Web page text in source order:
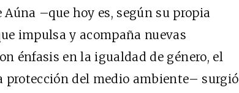
–que hoy es, según su propia
impulsa y acompaña nuevas
énfasis en la igualdad de género, el
del medio ambiente– surgió